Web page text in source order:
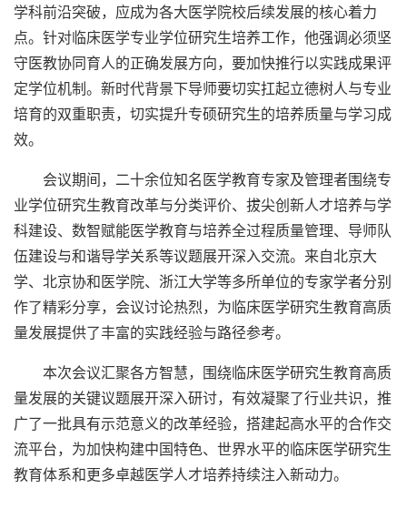
学科前沿突破，应成为各大医学院校后续发展的核心着力
点。针对临床医学专业学位研究生培养工作，他强调必须坚
守医教协同育人的正确发展方向，要加快推行以实践成果评
定学位机制。新时代背景下导师要切实扛起立德树人与专业
培育的双重职责，切实提升专硕研究生的培养质量与学习成
效。
会议期间，二十余位知名医学教育专家及管理者围绕专
业学位研究生教育改革与分类评价、拔尖创新人才培养与学
科建设、数智赋能医学教育与培养全过程质量管理、导师队
伍建设与和谐导学关系等议题展开深入交流。来自北京大
学、北京协和医学院、浙江大学等多所单位的专家学者分别
作了精彩分享，会议讨论热烈，为临床医学研究生教育高质
量发展提供了丰富的实践经验与路径参考。
本次会议汇聚各方智慧，围绕临床医学研究生教育高质
量发展的关键议题展开深入研讨，有效凝聚了行业共识，推
广了一批具有示范意义的改革经验，搭建起高水平的合作交
流平台，为加快构建中国特色、世界水平的临床医学研究生
教育体系和更多卓越医学人才培养持续注入新动力。